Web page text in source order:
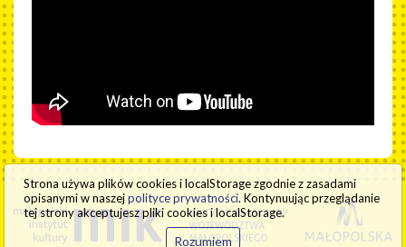
Strona używa plików cookies i localStorage zgodnie z zasadami
opisanymi w naszejpolityce prywatności. Kontynuując przeglą­danie
tej strony akceptujesz pliki cookies i localStorage.
Rozumiem